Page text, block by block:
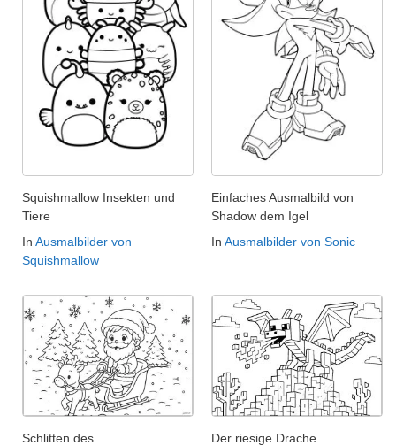
Squishmallow Insekten und
Tiere
In Ausmalbilder von
Squishmallow
Einfaches Ausmalbild von
Shadow dem Igel
In Ausmalbilder von Sonic
Schlitten des
Der riesige Drache